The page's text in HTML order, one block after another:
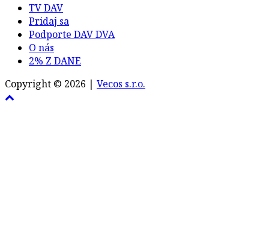
TV DAV
Pridaj sa
Podporte DAV DVA
O nás
2% Z DANE
Copyright © 2026 | Vecos s.r.o.